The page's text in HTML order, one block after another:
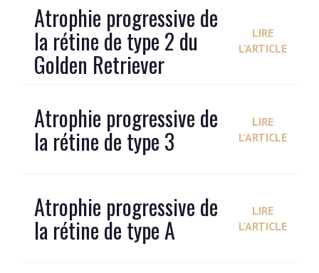
Atrophie progressive de
la rétine de type 2 du
Golden Retriever
LIRE
L'ARTICLE
Atrophie progressive de
la rétine de type 3
LIRE
L'ARTICLE
Atrophie progressive de
la rétine de type A
LIRE
L'ARTICLE